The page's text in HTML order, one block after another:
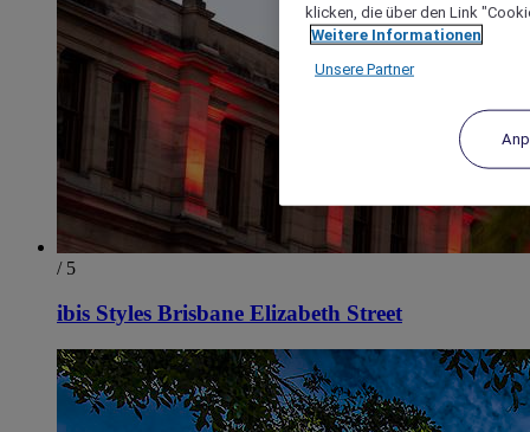
/ 5
ibis Styles Brisbane Elizabeth Street
klicken, die über den Link
Weitere Informationen
Unsere Partner